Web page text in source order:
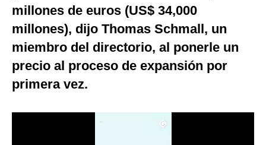
Tecnología
Club del Suscriptor
Mix
G de Gestión
millones de euros (US$ 34,000
millones), dijo Thomas Schmall, un
miembro del directorio, al ponerle un
precio al proceso de expansión por
primera vez.